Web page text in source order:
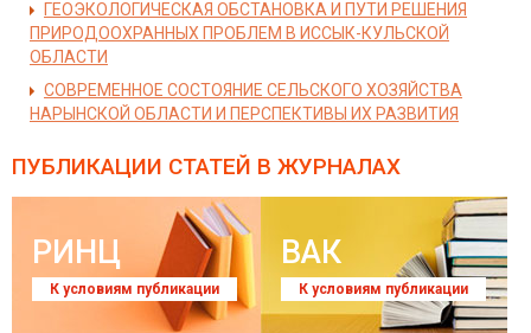
ГЕОЭКОЛОГИЧЕСКАЯ ОБСТАНОВКА И ПУТИ РЕШЕНИЯ
ПРИРОДООХРАННЫХ ПРОБЛЕМ В ИССЫК-КУЛЬСКОЙ
ОБЛАСТИ
СОВРЕМЕННОЕ СОСТОЯНИЕ СЕЛЬСКОГО ХОЗЯЙСТВА
НАРЫНСКОЙ ОБЛАСТИ И ПЕРСПЕКТИВЫ ИХ РАЗВИТИЯ
ПУБЛИКАЦИИ СТАТЕЙ В ЖУРНАЛАХ
РИНЦ
К условиям публикации
ВАК
К условиям публикации